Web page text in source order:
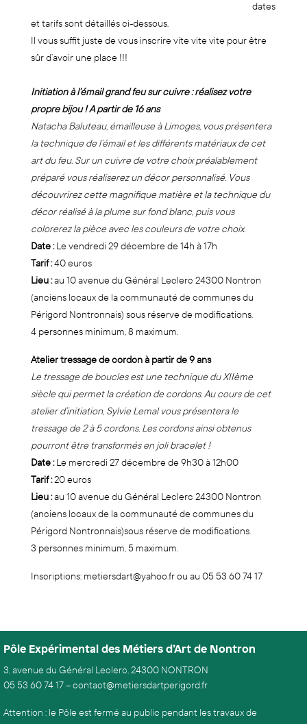
dates
et tarifs sont détaillés ci-dessous.
Il vous suffit juste de vous inscrire vite vite vite pour être
sûr d’avoir une place !!!
Initiation à l’émail grand feu sur cuivre : réalisez votre
propre bijou ! A partir de 16 ans
Natacha Baluteau, émailleuse à Limoges, vous présentera
la technique de l’émail et les différents matériaux de cet
art du feu. Sur un cuivre de votre choix préalablement
préparé vous réaliserez un décor personnalisé. Vous
découvrirez cette magnifique matière et la technique du
décor réalisé à la plume sur fond blanc, puis vous
colorerez la pièce avec les couleurs de votre choix.
Date :Le vendredi 29 décembre de 14h à 17h
Tarif :40 euros
Lieu :au 10 avenue du Général Leclerc 24300 Nontron
(anciens locaux de la communauté de communes du
Périgord Nontronnais) sous réserve de modifications.
4 personnes minimum, 8 maximum.
Atelier tressage de cordon à partir de 9 ans
Le tressage de boucles est une technique du XIIème
siècle qui permet la création de cordons. Au cours de cet
atelier d’initiation, Sylvie Lemal vous présentera le
tressage de 2 à 5 cordons. Les cordons ainsi obtenus
pourront être transformés en joli bracelet !
Date :Le mercredi 27 décembre de 9h30 à 12h00
Tarif :20 euros
Lieu :au 10 avenue du Général Leclerc 24300 Nontron
(anciens locaux de la communauté de communes du
Périgord Nontronnais)sous réserve de modifications.
3 personnes minimum, 5 maximum.
Inscriptions: metiersdart@yahoo.fr ou au 05 53 60 74 17
Pôle Expérimental des Métiers d’Art de Nontron
3, avenue du Général Leclerc, 24300 NONTRON
05 53 60 74 17–contact@metiersdartperigord.fr
Attention : le Pôle est fermé au public pendant les travaux de